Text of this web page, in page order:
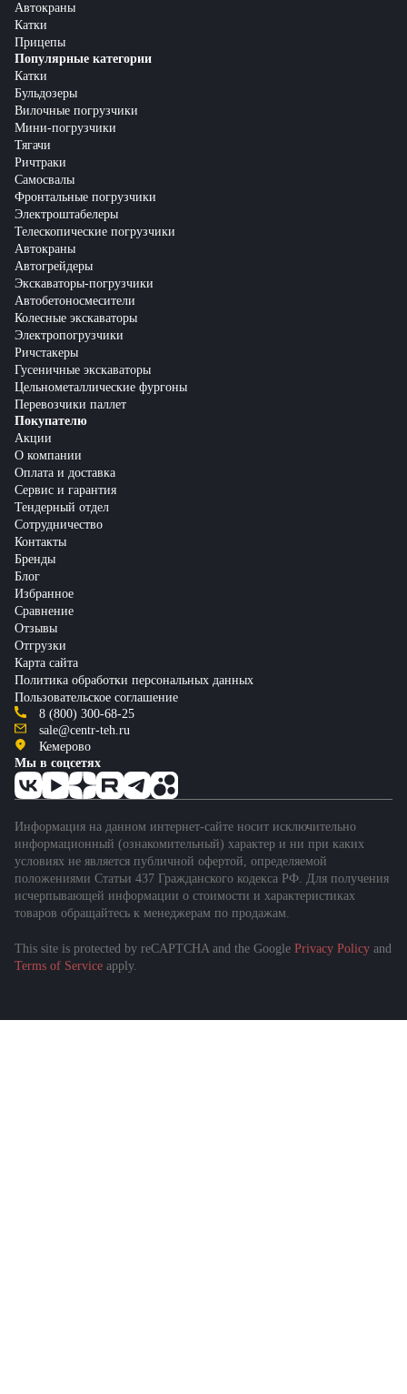
Автокраны
Катки
Прицепы
Популярные категории
Катки
Бульдозеры
Вилочные погрузчики
Мини-погрузчики
Тягачи
Ричтраки
Самосвалы
Фронтальные погрузчики
Электроштабелеры
Телескопические погрузчики
Автокраны
Автогрейдеры
Экскаваторы-погрузчики
Автобетоносмесители
Колесные экскаваторы
Электропогрузчики
Ричстакеры
Гусеничные экскаваторы
Цельнометаллические фургоны
Перевозчики паллет
Покупателю
Акции
О компании
Оплата и доставка
Сервис и гарантия
Тендерный отдел
Сотрудничество
Контакты
Бренды
Блог
Избранное
Сравнение
Отзывы
Отгрузки
Карта сайта
Политика обработки персональных данных
Пользовательское соглашение
8 (800) 300-68-25
sale@centr-teh.ru
Кемерово
Мы в соцсетях
Информация на данном интернет-сайте носит исключительно
информационный (ознакомительный) характер и ни при каких
условиях не является публичной офертой, определяемой
положениями Статьи 437 Гражданского кодекса РФ. Для получения
исчерпывающей информации о стоимости и характеристиках
товаров обращайтесь к менеджерам по продажам.
This site is protected by reCAPTCHA and the Google Privacy Policy and
Terms of Service apply.